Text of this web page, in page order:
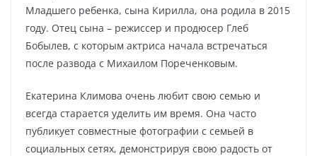
Младшего ребенка, сына Кирилла, она родила в 2015
году. Отец сына – режиссер и продюсер Глеб
Бобылев, с которым актриса начала встречаться
после развода с Михаилом Пореченковым.
Екатерина Климова очень любит свою семью и
всегда старается уделить им время. Она часто
публикует совместные фотографии с семьей в
социальных сетях, демонстрируя свою радость от